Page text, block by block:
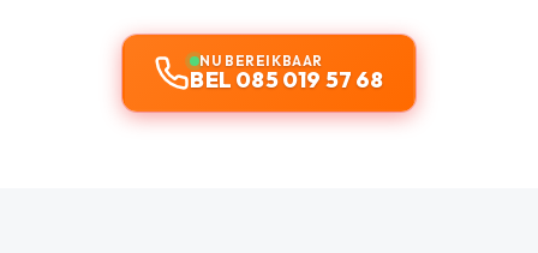
NU BEREIKBAAR
BEL 085 019 57 68